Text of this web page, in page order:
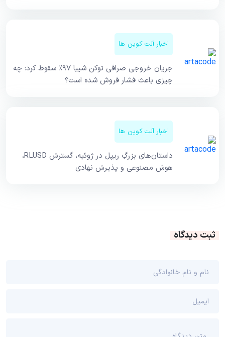
اخبار آلت کوین ها
جریان خروجی صرافی توکن شیبا ۹۷٪ سقوط کرد: چه
چیزی باعث فشار فروش شده است؟
اخبار آلت کوین ها
داستان‌های بزرگِ ریپل در ژوئیه، گسترش RLUSD،
هوش مصنوعی و پذیرش نهادی
ثبت دیدگاه